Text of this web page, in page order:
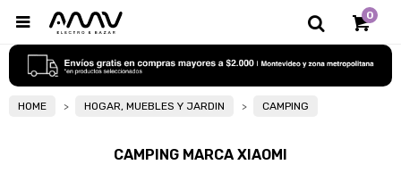
0

HOME HOGAR, MUEBLES Y JARDIN CAMPING
CAMPING MARCA XIAOMI